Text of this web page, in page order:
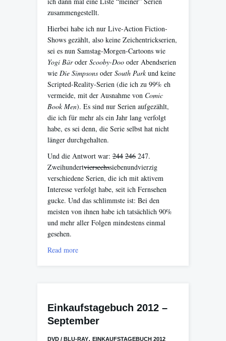
zusammengestellt.
Hierbei habe ich nur Live-Action Fiction-
Shows gezählt, also keine Zeichentrickserien,
sei es nun Samstag-Morgen-Cartoons wie
Yogi Bäroder Scooby-Doo oder Abendserien
wie Die Simpsons oder South Parkund keine
Scripted-Reality-Serien (die ich zu 99% eh
vermeide, mit der Ausnahme von Comic
Book Men). Es sind nur Serien aufgezählt,
die ich für mehr als ein Jahr lang verfolgt
habe, es sei denn, die Serie selbst hat nicht
länger durchgehalten.
Und die Antwort war: 244 246 247.
Zweihundertviersechssiebenundvierzig
verschiedene Serien, die ich mit aktivem
Interesse verfolgt habe, seit ich Fernsehen
gucke. Und das schlimmste ist: Bei den
meisten von ihnen habe ich tatsächlich 90%
und mehr aller Folgen mindestens einmal
gesehen.
Read more
Einkaufstagebuch 2012 –
September
DVD / BLU-RAY, EINKAUFSTAGEBUCH 2012